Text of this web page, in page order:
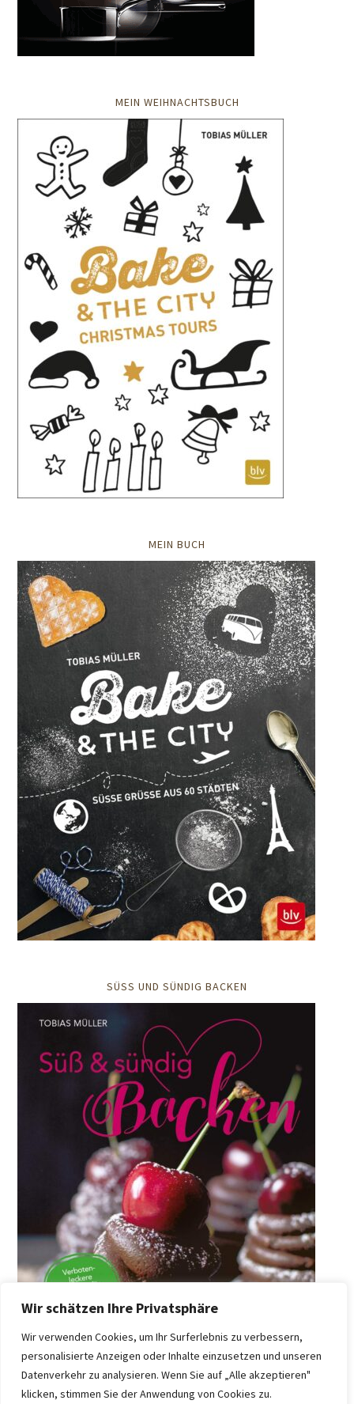
Wir schätzen Ihre Privatsphäre
Wir verwenden Cookies, um Ihr Surferlebnis zu verbessern,
personalisierte Anzeigen oder Inhalte einzusetzen und unseren
Datenverkehr zu analysieren. Wenn Sie auf „Alle akzeptieren"
klicken, stimmen Sie der Anwendung von Cookies zu.
MEIN WEIHNACHTSBUCH
MEIN BUCH
SÜSS UND SÜNDIG BACKEN